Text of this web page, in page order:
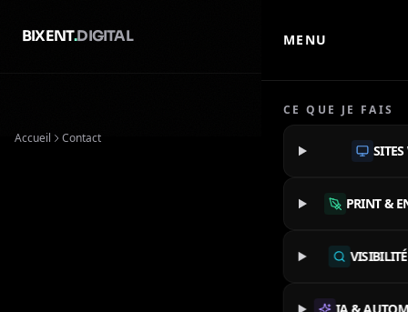
BIXENT.DIGITAL MENU
CE QUE JE FAIS
PRINT &
Accueil Contact